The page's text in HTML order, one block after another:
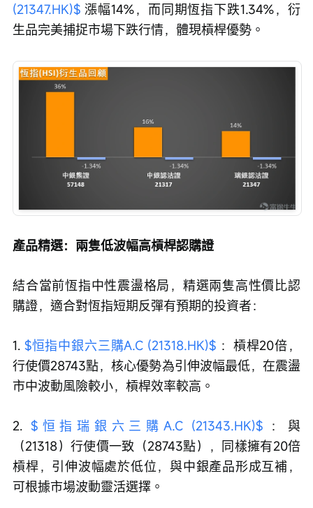
(21347.HK)$ 漲幅14%，而同期恆指下跌1.34%，衍
生品完美捕捉市場下跌行情，體現槓桿優勢。
產品精選：兩隻低波幅高槓桿認購證
結合當前恆指中性震盪格局，精選兩隻高性價比認
購證，適合對恆指短期反彈有預期的投資者：
1. $恒指中銀六三購A.C (21318.HK)$ ：槓桿20倍，
行使價28743點，核心優勢為引伸波幅最低，在震盪
市中波動風險較小，槓桿效率較高。
2. $恒指瑞銀六三購A.C (21343.HK)$ ：與
（21318）行使價一致（28743點），同樣擁有20倍
槓桿，引伸波幅處於低位，與中銀產品形成互補，
可根據市場波動靈活選擇。